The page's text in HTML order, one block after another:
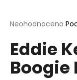
Průměrné
produktu
je
0,0
Neohodnoceno
Eddie
Boogie
j
t
?